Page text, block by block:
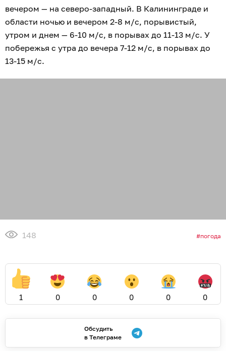
вечером — на северо-западный. В Калининграде и
области ночью и вечером 2-8 м/с, порывистый,
утром и днем — 6-10 м/с, в порывах до 11-13 м/с. У
побережья с утра до вечера 7-12 м/с, в порывах до
13-15 м/с.
148 погода
1 0 0 0 0 0
Обсудить
в Телеграме